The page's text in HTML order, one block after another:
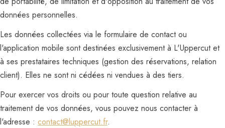
données personnelles.
Les données collectées via le formulaire de contact ou
l'application mobile sont destinées exclusivement à L'Uppercut et
à ses prestataires techniques (gestion des réservations, relation
client). Elles ne sont ni cédées ni vendues à des tiers.
Pour exercer vos droits ou pour toute question relative au
traitement de vos données, vous pouvez nous contacter à
l'adresse : contact@luppercut.fr.